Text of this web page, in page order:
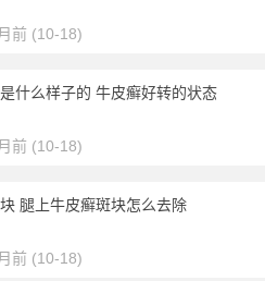
前 (10-18)
什么样子的 牛皮癣好转的状态
前 (10-18)
腿上牛皮癣斑块怎么去除
前 (10-18)